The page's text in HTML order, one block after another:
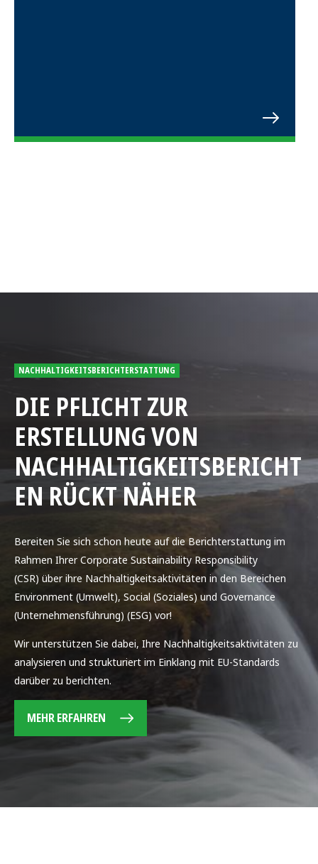
NACHHALTIGKEITSBERICHTERSTATTUNG
DIE PFLICHT ZUR
ERSTELLUNG VON
NACHHALTIGKEITSBERICHT
EN RÜCKT NÄHER
Bereiten Sie sich schon heute auf die Berichterstattung im
Rahmen Ihrer Corporate Sustainability Responsibility
(CSR) über ihre Nachhaltigkeitsaktivitäten in den Bereichen
Environment (Umwelt), Social (Soziales) und Governance
(Unternehmensführung) (ESG) vor!
Wir unterstützen Sie dabei, Ihre Nachhaltigkeitsaktivitäten zu
analysieren und strukturiert im Einklang mit EU-Standards
darüber zu berichten.
MEHR ERFAHREN